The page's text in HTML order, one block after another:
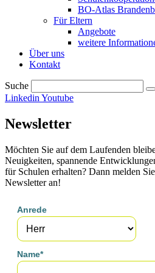
BO-Atlas
Für Eltern
Angebote
weitere
Über uns
Kontakt
Suche
Linkedin Youtube
Newsletter
Möchten Sie auf dem Laufenden
Neuigkeiten, spannende
für Schulen erhalten? Dann melden
Newsletter an!
Anrede
Name*